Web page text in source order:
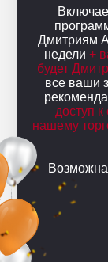
Дмитриям
недели +
будет
все ваши
доступ
нашему
Возможна